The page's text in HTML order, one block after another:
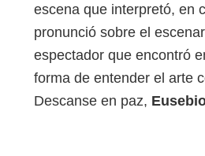
escena que interpretó, en
pronunció sobre el
espectador que encontró
forma de entender el arte
Descanse en paz,